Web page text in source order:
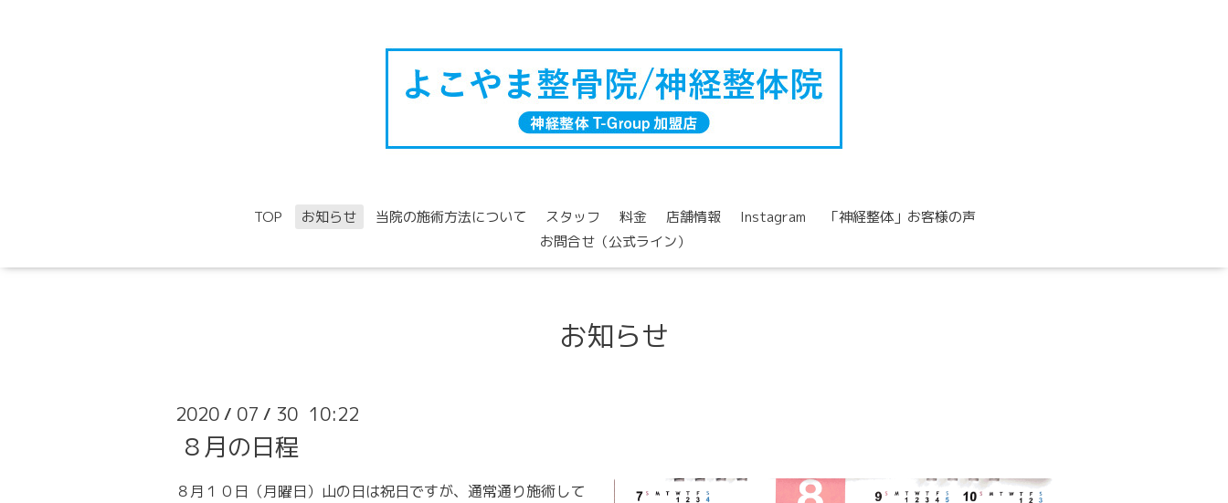
TOP お知らせ 当院の施術方法について スタッフ 料金 店舗情報 Instagram
「神経整体」お客様の声
お問合せ（公式ライン）
お知らせ
2020 / 07 / 30 10:22
８月の日程
８月１０日（月曜日）山の日は祝日ですが、通常通り施術して